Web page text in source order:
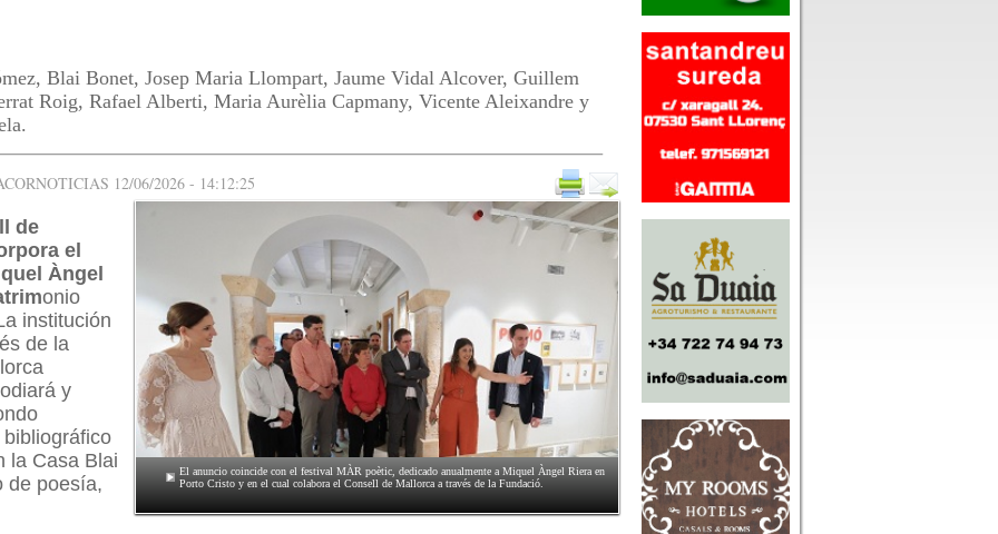
Blai Bonet, Josep Maria Llompart, Jaume Vidal Alcover, Guillem
Roig, Rafael Alberti, Maria Aurèlia Capmany, Vicente Aleixandre y
12/06/2026 - 14:12:25
El anuncio coincide con el festival MÀR poètic, dedicado anualmente a Miquel Àngel Riera en
Porto Cristo y en el cual colabora el Consell de Mallorca a través de la Fundació.
de
el
Àngel
onio
institución
de la
y
la Casa Blai
de poesía,